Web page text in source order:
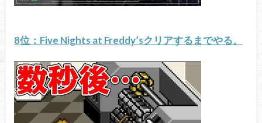
8位：Five Nights at Freddy’sクリアするまでやる。